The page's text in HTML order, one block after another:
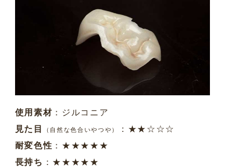
使用素材 ：ジルコニア
見た目
（自然な色合いやつや）
：★★☆☆☆
耐変色性 ：★★★★★
長持ち ：★★★★★